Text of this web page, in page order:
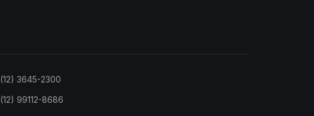
(12) 3645-2300
(12) 99112-8686